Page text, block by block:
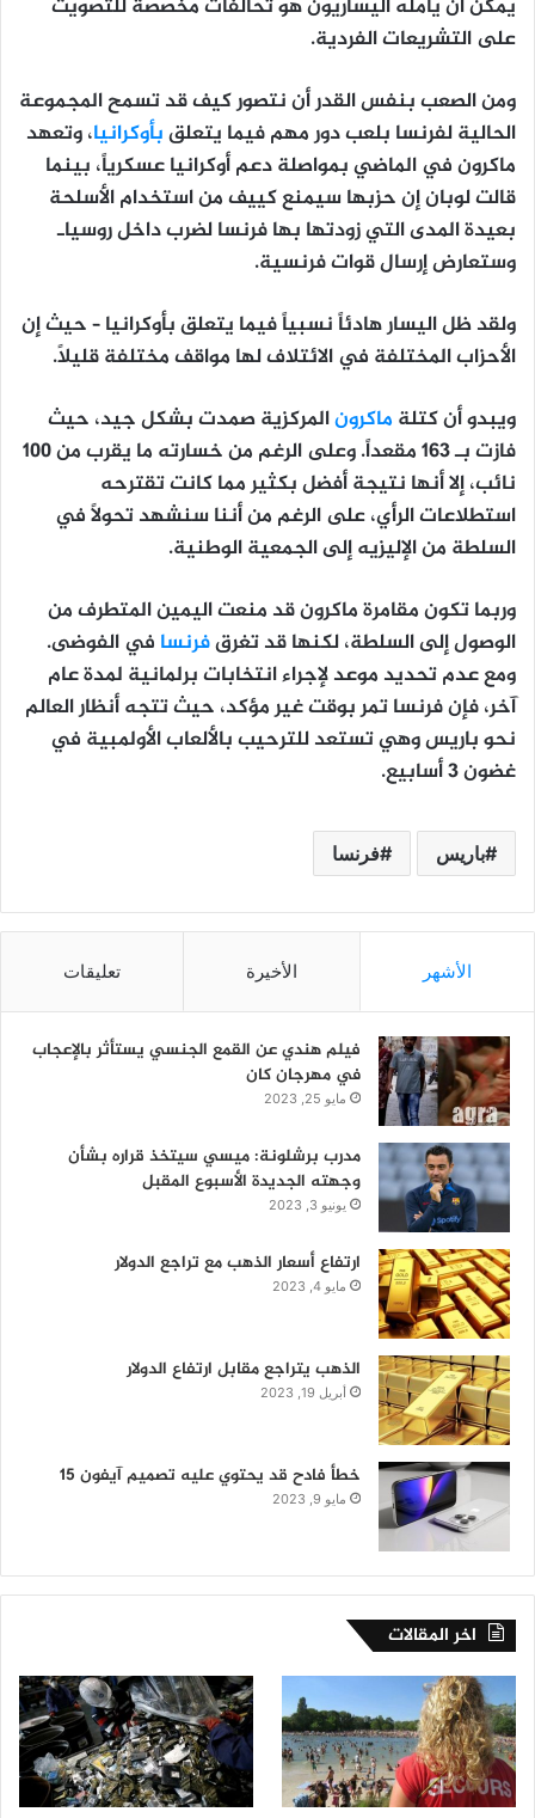
يمكن أن يأمله اليساريون هو تحالفات مخصصة للتصويت
على التشريعات الفردية.
ومن الصعب بنفس القدر أن نتصور كيف قد تسمح المجموعة
الحالية لفرنسا بلعب دور مهم فيما يتعلقبأوكرانيا، وتعهد
ماكرون في الماضي بمواصلة دعم أوكرانيا عسكرياً، بينما
قالت لوبان إن حزبها سيمنع كييف من استخدام الأسلحة
بعيدة المدى التي زودتها بها فرنسا لضرب داخل روسياـ
وستعارض إرسال قوات فرنسية.
ولقد ظل اليسار هادئاً نسبياً فيما يتعلق بأوكرانيا – حيث إن
الأحزاب المختلفة في الائتلاف لها مواقف مختلفة قليلاً.
ويبدو أن كتلة ماكرونالمركزية صمدت بشكل جيد، حيث
فازت بـ 163 مقعداً. وعلى الرغم من خسارته ما يقرب من 100
نائب، إلا أنها نتيجة أفضل بكثير مما كانت تقترحه
استطلاعات الرأي، على الرغم من أننا سنشهد تحولًا في
السلطة من الإليزيه إلى الجمعية الوطنية.
وربما تكون مقامرة ماكرون قد منعت اليمين المتطرف من
الوصول إلى السلطة، لكنها قد تغرقفرنسا في الفوضى.
ومع عدم تحديد موعد لإجراء انتخابات برلمانية لمدة عام
آخر، فإن فرنسا تمر بوقت غير مؤكد، حيث تتجه أنظار العالم
نحو باريس وهي تستعد للترحيب بالألعاب الأولمبية في
غضون 3 أسابيع.
باريس فرنسا
الأشهر الأخيرة تعليقات
فيلم هندي عن القمع الجنسي يستأثر بالإعجاب
في مهرجان كان
مايو 25, 2023
مدرب برشلونة: ميسي سيتخذ قراره بشأن
وجهته الجديدة الأسبوع المقبل
يونيو 3, 2023
ارتفاع أسعار الذهب مع تراجع الدولار
مايو 4, 2023
الذهب يتراجع مقابل ارتفاع الدولار
أبريل 19, 2023
خطأ فادح قد يحتوي عليه تصميم آيفون 15
مايو 9, 2023
اخر المقالات